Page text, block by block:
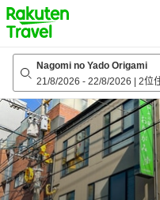
to
top
page
Nagomi no Yado Origami
21/8/2026 - 22/8/2026 2位